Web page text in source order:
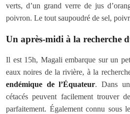
verts, d’un grand verre de jus
poivron. Le tout saupoudré de sel,
Un après-midi à la recherche
Il est 15h, Magali embarque sur un
eaux noires de la rivière, à la
endémique de l’Équateur. Dans
cétacés peuvent facilement trouver
parfaitement. Également connu sous